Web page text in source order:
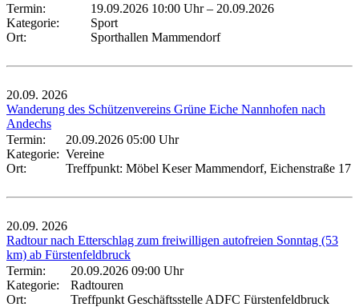
Termin:
19.09.2026 10:00 Uhr– 20.09.2026
Kategorie:
Sport
Ort:
Sporthallen Mammendorf
20.09. 2026
Wanderung des Schützenvereins Grüne Eiche Nannhofen nach
Andechs
Termin:
20.09.2026 05:00 Uhr
Kategorie: Vereine
Ort:
Treffpunkt: Möbel Keser Mammendorf, Eichenstraße 17
20.09. 2026
Radtour nach Etterschlag zum freiwilligen autofreien Sonntag (53
km) ab Fürstenfeldbruck
Termin:
20.09.2026 09:00 Uhr
Kategorie:
Radtouren
Ort:
Treffpunkt Geschäftsstelle ADFC Fürstenfeldbruck